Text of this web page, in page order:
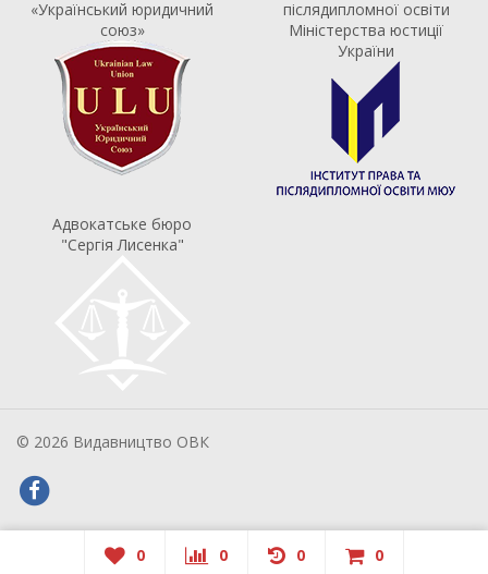
«Український юридичний
союз»
післядипломної освіти
Міністерства юстиції
України
Адвокатське бюро
"Сергія Лисенка"
© 2026 Видавництво ОВК
0 0 0 0